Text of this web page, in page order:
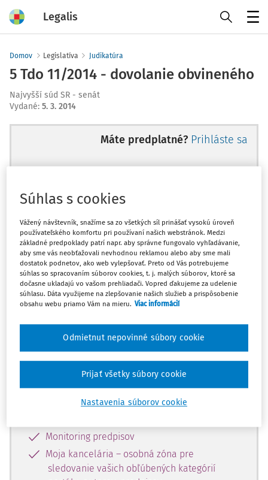
Legalis
Domov Legislatíva Judikatúra
5 Tdo 11/2014 - dovolanie obvineného
Najvyšší súd SR - senát
Vydané: 5. 3. 2014
Máte predplatné? Prihláste sa
Ups, zatiaľ ste si prečítali len
začiatok...
Celý odborný obsah z tejto oblasti je
dostupný predplatiteľom portálu.
obsahu a získajte prístup na 10 dní
zdarma, stačí sa len zaregistrovať.
Vďaka registrácii získate prístup aj k
vybranému obsahu:
Monitoring predpisov
Moja kancelária – osobná zóna pre
sledovanie vašich obľúbených kategórií
Súhlas s cookies
Vážený návštevník, snažíme sa zo všetkých síl prinášať vysokú úroveň
používateľského komfortu pri používaní našich webstránok. Medzi
základné predpoklady patrí napr. aby správne fungovalo vyhľadávanie,
aby sme vás neobťažovali nevhodnou reklamou alebo aby sme mali
dostatok podnetov, ako web vylepšovať. Preto od Vás potrebujeme
súhlas so spracovaním súborov cookies, t. j. malých súborov, ktoré sa
dočasne ukladajú vo vašom prehliadači. Vopred ďakujeme za udelenie
súhlasu. Dáta využijeme na zlepšovanie našich služieb a prispôsobenie
obsahu webu priamo Vám na mieru. Viac informácií
Nastavenia súborov cookie
Odmietnut nepovinné súbory cookie
Prijať všetky súbory cookie